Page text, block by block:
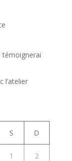
témoignerai
l’atelier
S D
1 2